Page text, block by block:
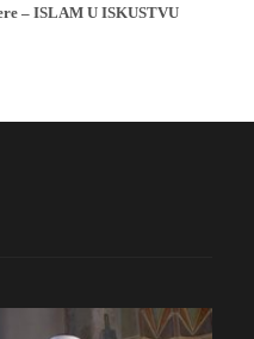
– ISLAM U ISKUSTVU